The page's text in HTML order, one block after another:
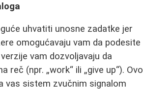
uhvatiti unosne zadatke jer
omogućavaju vam da podesite
vam dozvoljavaju da
(npr. „work“ ili „give up“). Ovo
vas sistem zvučnim signalom